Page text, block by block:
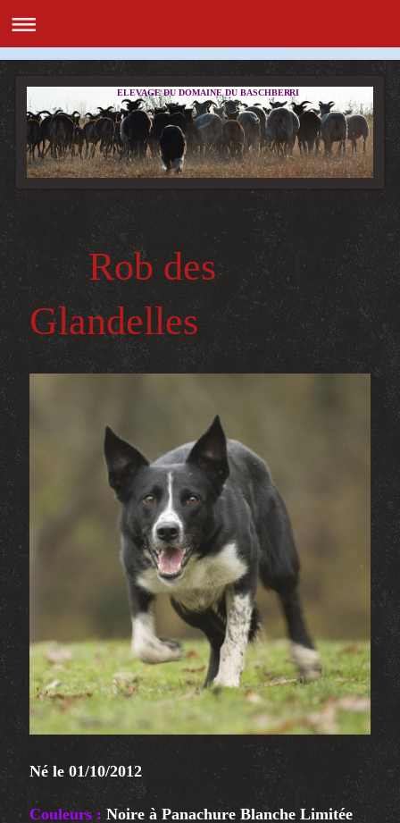
ELEVAGE DU DOMAINE DU BASCHBERRI
Rob des
Glandelles
Né le 01/10/2012
Couleurs : Noire à Panachure Blanche Limitée